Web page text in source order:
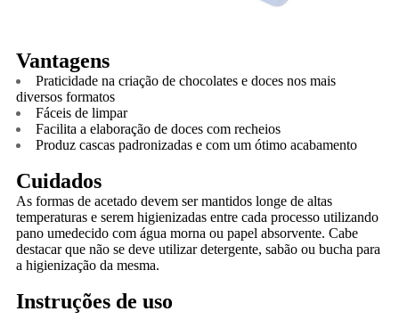
Vantagens
Praticidade na criação de chocolates e doces nos mais
diversos formatos
Fáceis de limpar
Facilita a elaboração de doces com recheios
Produz cascas padronizadas e com um ótimo acabamento
Cuidados
As formas de acetado devem ser mantidos longe de altas
temperaturas e serem higienizadas entre cada processo utilizando
pano umedecido com água morna ou papel absorvente. Cabe
destacar que não se deve utilizar detergente, sabão ou bucha para
a higienização da mesma.
Instruções de uso